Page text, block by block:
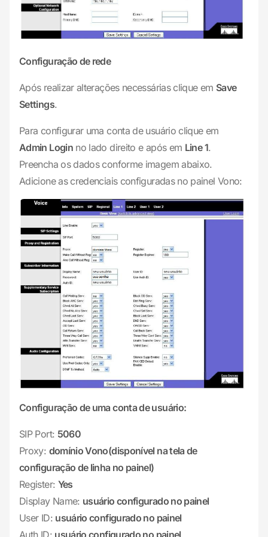
Configuração de rede
Após realizar alterações necessárias clique em Save
Settings.
Para configurar uma conta de usuário clique em
Admin Loginno lado direito e após em Line 1.
Preencha os dados conforme imagem abaixo.
Adicione as credenciais configuradas no painel Vono:
Configuração de uma conta de usuário:
SIP Port: 5060
Proxy: domínio Vono(disponível na tela de
configuração de linha no painel)
Register: Yes
Display Name: usuário configurado no painel
User ID: usuário configurado no painel